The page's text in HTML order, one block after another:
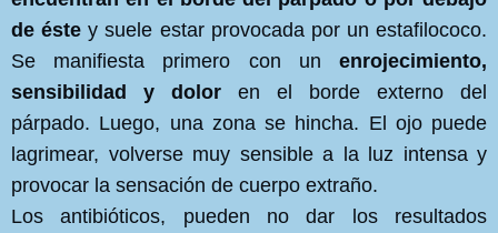
de éstey suele estar provocada por un estafilococo.
Se manifiesta primero con un enrojecimiento,
sensibilidad y dolor en el borde externo del
párpado. Luego, una zona se hincha. El ojo puede
lagrimear, volverse muy sensible a la luz intensa y
provocar la sensación de cuerpo extraño.
Los antibióticos, pueden no dar los resultados